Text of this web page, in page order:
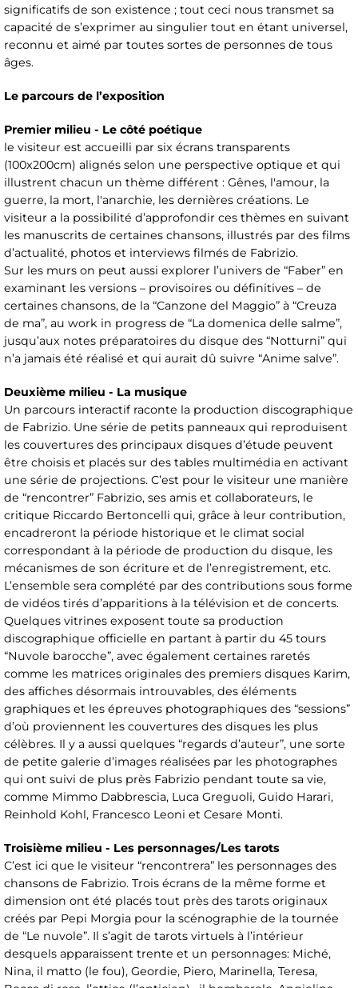
significatifs de son existence ; tout ceci nous transmet sa
capacité de s’exprimer au singulier tout en étant universel,
reconnu et aimé par toutes sortes de personnes de tous
âges.
Le parcours de l’exposition
Premier milieu - Le côté poétique
le visiteur est accueilli par six écrans transparents
(100x200cm) alignés selon une perspective optique et qui
illustrent chacun un thème différent : Gênes, l'amour, la
guerre, la mort, l'anarchie, les dernières créations. Le
visiteur a la possibilité d’approfondir ces thèmes en suivant
les manuscrits de certaines chansons, illustrés par des films
d’actualité, photos et interviews filmés de Fabrizio.
Sur les murs on peut aussi explorer l’univers de “Faber” en
examinant les versions – provisoires ou définitives – de
certaines chansons, de la “Canzone del Maggio” à “Creuza
de ma”, au work in progress de “La domenica delle salme”,
jusqu’aux notes préparatoires du disque des “Notturni” qui
n’a jamais été réalisé et qui aurait dû suivre “Anime salve”.
Deuxième milieu - La musique
Un parcours interactif raconte la production discographique
de Fabrizio. Une série de petits panneaux qui reproduisent
les couvertures des principaux disques d’étude peuvent
être choisis et placés sur des tables multimédia en activant
une série de projections. C’est pour le visiteur une manière
de “rencontrer” Fabrizio, ses amis et collaborateurs, le
critique Riccardo Bertoncelli qui, grâce à leur contribution,
encadreront la période historique et le climat social
correspondant à la période de production du disque, les
mécanismes de son écriture et de l’enregistrement, etc.
L’ensemble sera complété par des contributions sous forme
de vidéos tirés d’apparitions à la télévision et de concerts.
Quelques vitrines exposent toute sa production
discographique officielle en partant à partir du 45 tours
“Nuvole barocche”, avec également certaines raretés
comme les matrices originales des premiers disques Karim,
des affiches désormais introuvables, des éléments
graphiques et les épreuves photographiques des “sessions”
d’où proviennent les couvertures des disques les plus
célèbres. Il y a aussi quelques “regards d’auteur”, une sorte
de petite galerie d’images réalisées par les photographes
qui ont suivi de plus près Fabrizio pendant toute sa vie,
comme Mimmo Dabbrescia, Luca Greguoli, Guido Harari,
Reinhold Kohl, Francesco Leoni et Cesare Monti.
Troisième milieu - Les personnages/Les tarots
C’est ici que le visiteur “rencontrera” les personnages des
chansons de Fabrizio. Trois écrans de la même forme et
dimension ont été placés tout près des tarots originaux
créés par Pepi Morgia pour la scénographie de la tournée
de “Le nuvole”. Il s’agit de tarots virtuels à l’intérieur
desquels apparaissent trente et un personnages: Miché,
Nina, il matto (le fou), Geordie, Piero, Marinella, Teresa,